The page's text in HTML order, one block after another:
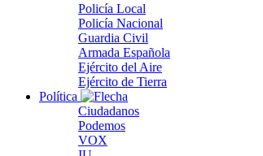
Policía Local
Policía Nacional
Guardia Civil
Armada Española
Ejército del Aire
Ejército de Tierra
Política
Ciudadanos
Podemos
VOX